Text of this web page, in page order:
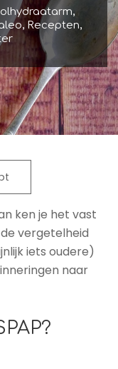
,
, Recepten,
ken je het vast
vergetelheid
iets oudere)
naar